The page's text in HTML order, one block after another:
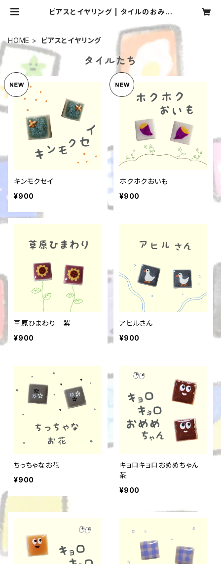
ピアスとイヤリング | タイルのおみせ
HOME ピアスとイヤリング
タイルたち
キンモクセイ
¥900
ホクホクおいも
¥900
草原ひまわり 紫
¥900
アヒルさん
¥900
ちっちゃなお花
¥900
キョロキョロおめめちゃん
茶
¥900